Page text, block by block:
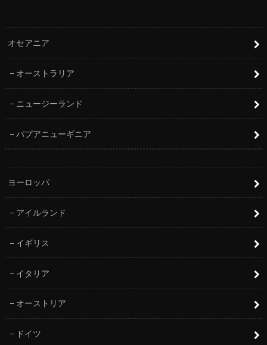
オセアニア
オーストラリア
ニュージーランド
パプアニューギニア
ヨーロッパ
アイルランド
イギリス
イタリア
オーストリア
ドイツ